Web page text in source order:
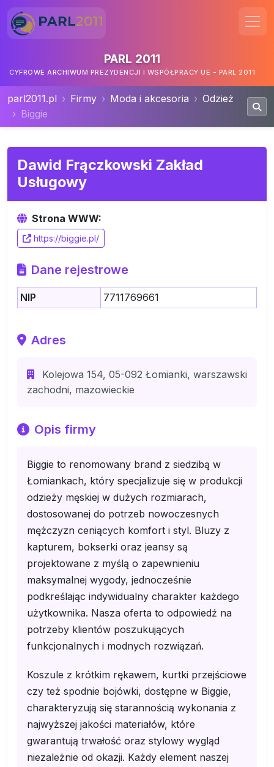
PARL 2011
CYFROWE ARCHIWUM PREZYDENCJI I WSPÓŁPRACY UE - PARL 2011
parl2011.pl Firmy Moda i akcesoria
Odzież
Biggie
Dawid Frączkowski Zakład
Usługowy
Strona WWW:
https://biggie.pl/
Dane rejestrowe
NIP 7711769661
Adres
Kolejowa 154, 05-092 Łomianki, warszawski
zachodni, mazowieckie
Opis firmy
Biggie to renomowany brand z siedzibą w
Łomiankach, który specjalizuje się w produkcji
odzieży męskiej w dużych rozmiarach,
dostosowanej do potrzeb nowoczesnych
mężczyzn ceniących komfort i styl. Bluzy z
kapturem, bokserki oraz jeansy są
projektowane z myślą o zapewnieniu
maksymalnej wygody, jednocześnie
podkreślając indywidualny charakter każdego
użytkownika. Nasza oferta to odpowiedź na
potrzeby klientów poszukujących
funkcjonalnych i modnych rozwiązań.
Koszule z krótkim rękawem, kurtki przejściowe
czy też spodnie bojówki, dostępne w Biggie,
charakteryzują się starannością wykonania z
najwyższej jakości materiałów, które
gwarantują trwałość oraz stylowy wygląd
niezależnie od okazji. Każdy element naszej